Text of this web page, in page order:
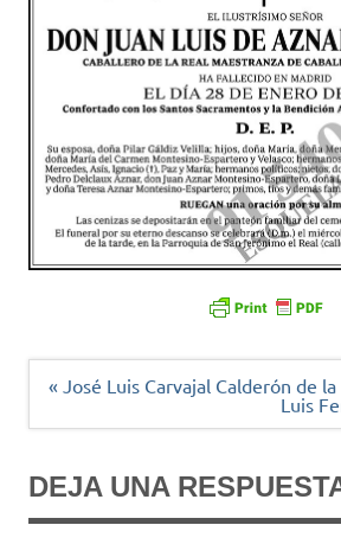
Navegación
« José Luis Carvajal Calderón de la
Luis
DEJA UNA